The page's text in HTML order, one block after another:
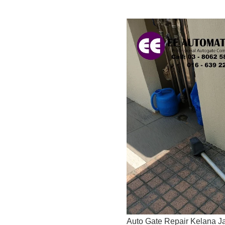
Auto Gate Repair Kelana